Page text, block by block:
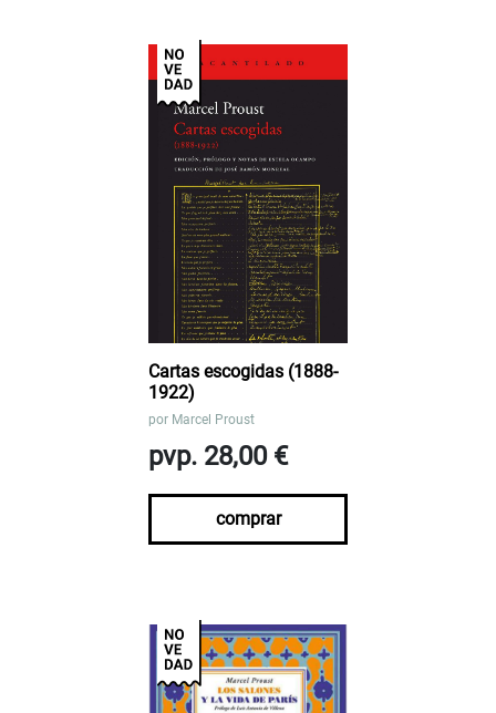
Cartas escogidas (1888-
1922)
por Marcel Proust
pvp. 28,00 €
comprar